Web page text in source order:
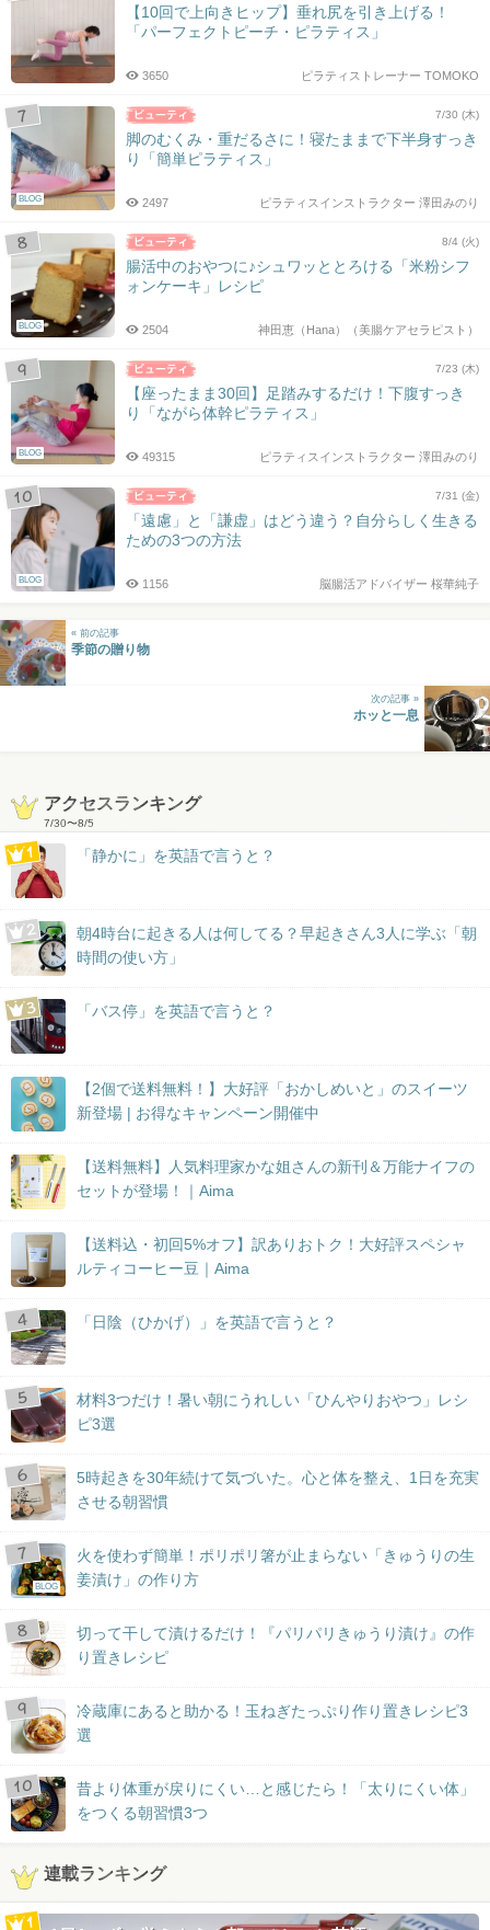
【10回で上向きヒップ】垂れ尻を引き上げる！
「パーフェクトピーチ・ピラティス」
ピラティストレーナー TOMOKO
3650
BLOG
7/30 (木)
脚のむくみ・重だるさに！寝たままで下半身すっき
り「簡単ピラティス」
ピラティスインストラクター 澤田みのり
2497
BLOG
8/4 (火)
腸活中のおやつに♪シュワッととろける「米粉シフ
ォンケーキ」レシピ
神田恵（Hana）（美腸ケアセラピスト）
2504
BLOG
7/23 (木)
【座ったまま30回】足踏みするだけ！下腹すっき
り「ながら体幹ピラティス」
ピラティスインストラクター 澤田みのり
49315
BLOG
7/31 (金)
「遠慮」と「謙虚」はどう違う？自分らしく生きる
ための3つの方法
脳腸活アドバイザー 桜華純子
1156
« 前の記事
季節の贈り物
次の記事 »
ホッと一息
アクセスランキング
7/30〜8/5
「静かに」を英語で言うと？
朝4時台に起きる人は何してる？早起きさん3人に学ぶ「朝
時間の使い方」
「バス停」を英語で言うと？
【2個で送料無料！】大好評「おかしめいと」のスイーツ
新登場 | お得なキャンペーン開催中
【送料無料】人気料理家かな姐さんの新刊＆万能ナイフの
セットが登場！｜Aima
【送料込・初回5%オフ】訳ありおトク！大好評スペシャ
ルティコーヒー豆｜Aima
「日陰（ひかげ）」を英語で言うと？
材料3つだけ！暑い朝にうれしい「ひんやりおやつ」レシ
ピ3選
5時起きを30年続けて気づいた。心と体を整え、1日を充実
させる朝習慣
BLOG
火を使わず簡単！ポリポリ箸が止まらない「きゅうりの生
姜漬け」の作り方
切って干して漬けるだけ！『パリパリきゅうり漬け』の作
り置きレシピ
冷蔵庫にあると助かる！玉ねぎたっぷり作り置きレシピ3
選
昔より体重が戻りにくい…と感じたら！「太りにくい体」
をつくる朝習慣3つ
連載ランキング